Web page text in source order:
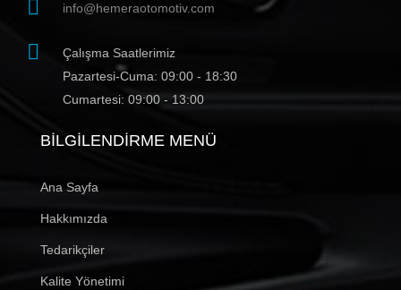
info@hemeraotomotiv.com
Çalışma Saatlerimiz
Pazartesi-Cuma: 09:00 - 18:30
Cumartesi: 09:00 - 13:00
BILGILENDIRME MENÜ
Ana Sayfa
Hakkımızda
Tedarikçiler
Kalite Yönetimi